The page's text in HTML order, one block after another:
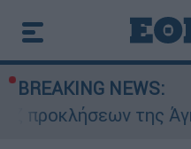
BREAKING NEWS:
της Άγκυρας στο